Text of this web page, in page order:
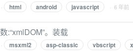
html android javascript · 6 年前
:“xmlDOM”。装载
msxml2 asp-classic vbscript